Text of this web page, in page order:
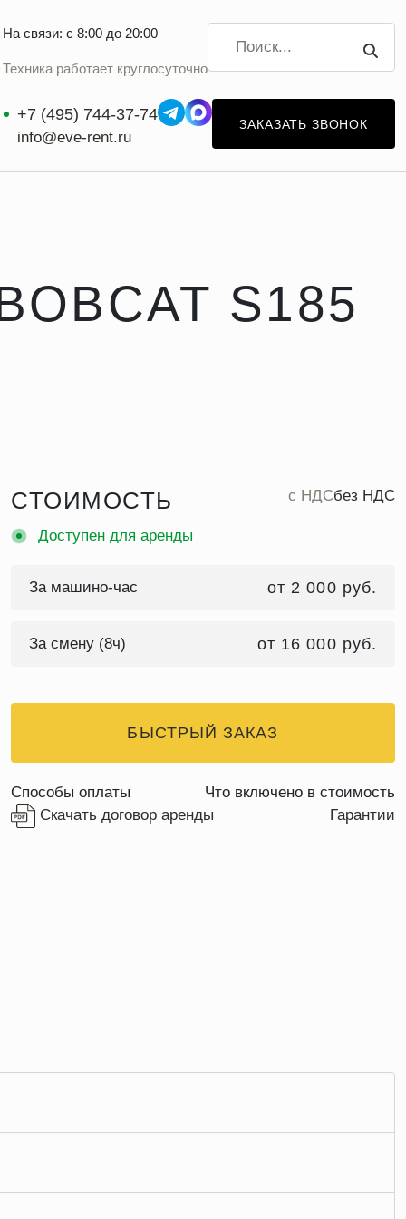
На связи: с 8:00 до 20:00
Техника работает круглосуточно
+7 (495) 744-37-74
info@eve-rent.ru
ЗАКАЗАТЬ ЗВОНОК
S185
СТОИМОСТЬ c НДСбез НДС
Доступен для аренды
За машино-час от 2 000 руб.
За смену (8ч) от 16 000 руб.
БЫСТРЫЙ ЗАКАЗ
Способы оплаты
Что включено в стоимость
Скачать договор аренды
Гарантии